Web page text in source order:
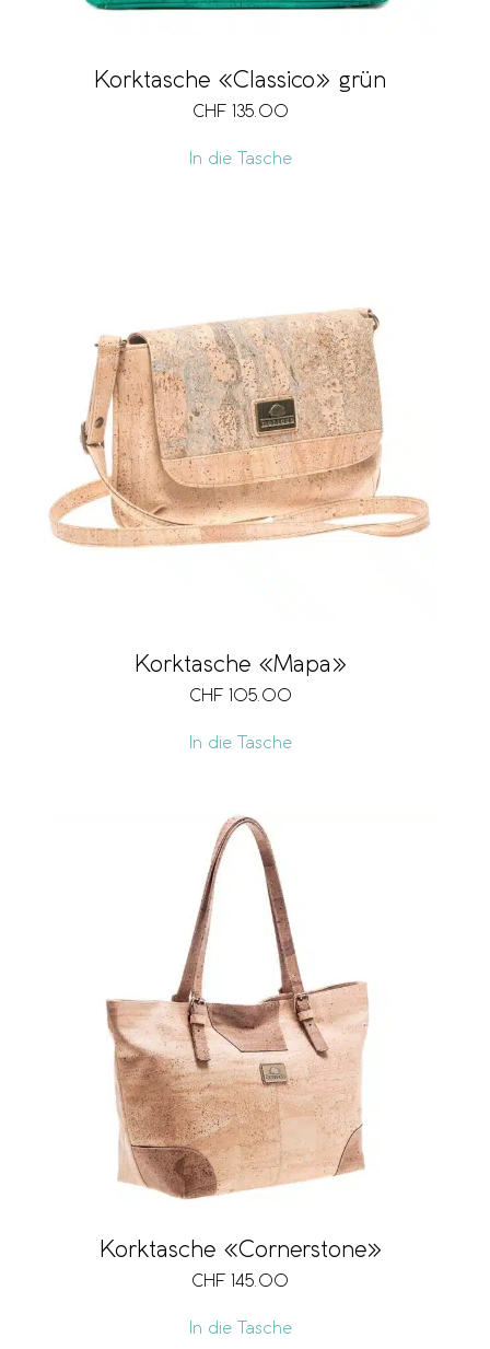
Korktasche «Classico» grün
CHF 135.00
In die Tasche
Korktasche «Mapa»
CHF 105.00
In die Tasche
Korktasche «Cornerstone»
CHF 145.00
In die Tasche